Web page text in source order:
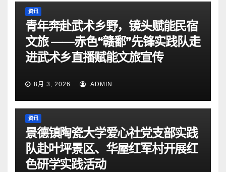
资讯
青年奔赴武术乡野，镜头赋能民宿
文旅 ——赤色“赣鄱”先锋实践队走
进武术乡直播赋能文旅宣传
8月 3, 2026 ADMIN
资讯
景德镇陶瓷大学爱心社党支部实践
队赴叶坪景区、华屋红军村开展红
色研学实践活动